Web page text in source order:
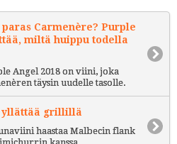
Carmenère? Purple
miltä huippu todella
Angel 2018 on viini, joka
täysin uudelle tasolle.
yllättää grillillä
haastaa Malbecin flank